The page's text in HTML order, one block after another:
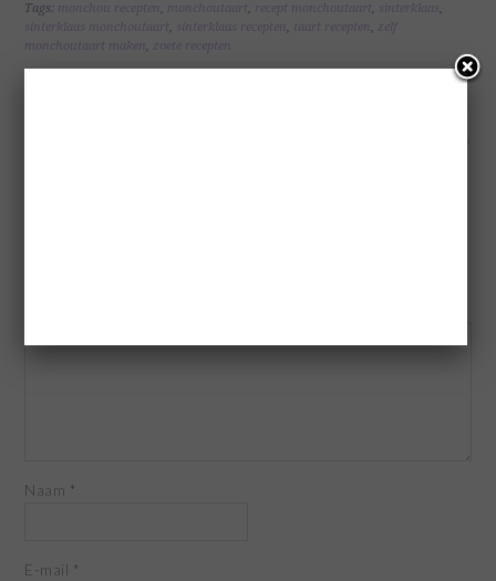
Tags: monchou recepten, monchoutaart, recept monchoutaart, sinterklaas,
sinterklaas monchoutaart, sinterklaas recepten, taart recepten,
zelf
monchoutaart maken, zoete recepten
Naam *
E-mail *